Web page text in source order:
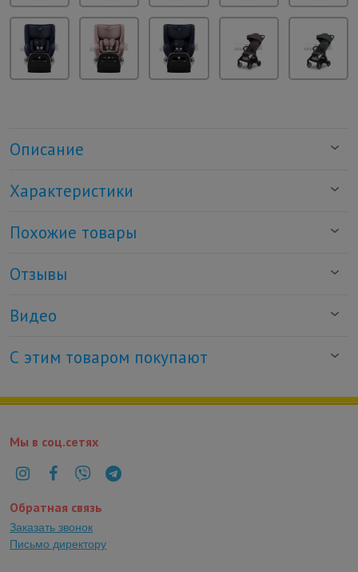
Описание
Характеристики
Похожие товары
Отзывы
Видео
С этим товаром покупают
Мы в соц.сетях
Обратная связь
Заказать звонок
Письмо директору